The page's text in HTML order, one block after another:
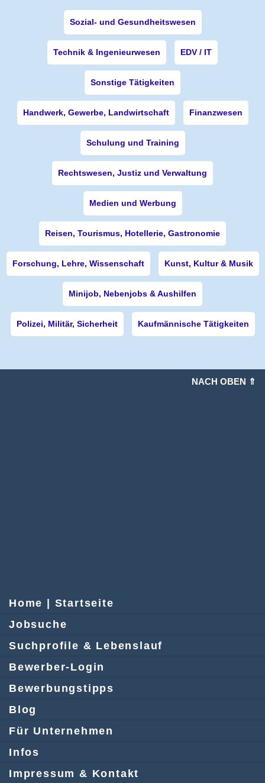
Sozial- und Gesundheitswesen
Technik & Ingenieurwesen EDV / IT
Sonstige Tätigkeiten
Handwerk, Gewerbe, Landwirtschaft Finanzwesen
Schulung und Training
Rechtswesen, Justiz und Verwaltung
Medien und Werbung
Reisen, Tourismus, Hotellerie, Gastronomie
Forschung, Lehre, Wissenschaft Kunst, Kultur & Musik
Minijob, Nebenjobs & Aushilfen
Polizei, Militär, Sicherheit Kaufmännische Tätigkeiten
NACH OBEN ⇑
Home | Startseite
Jobsuche
Suchprofile & Lebenslauf
Bewerber-Login
Bewerbungstipps
Blog
Für Unternehmen
Infos
Impressum & Kontakt